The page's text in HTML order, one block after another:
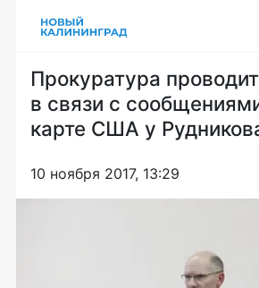
Прокуратура
в связи с
карте США у
10 ноября 2017, 13:29